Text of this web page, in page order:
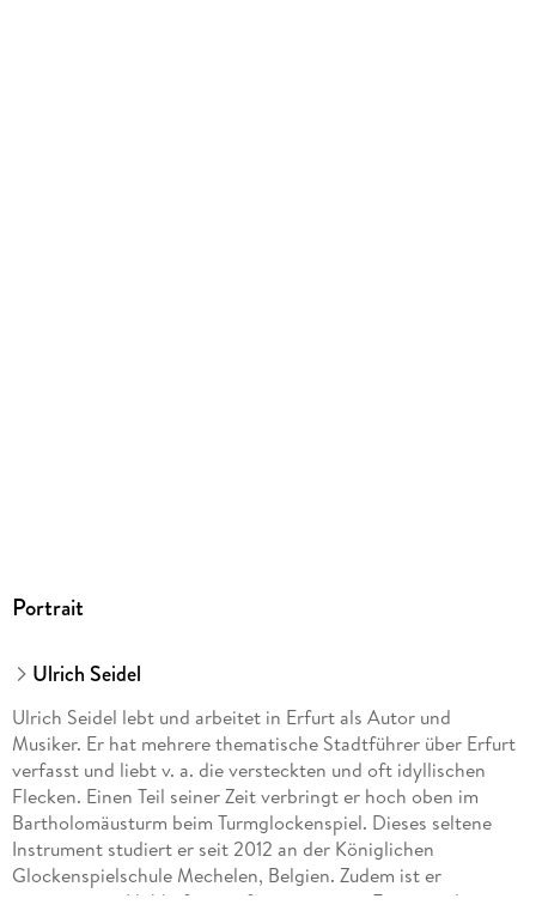
Portrait
Ulrich Seidel
Ulrich Seidel lebt und arbeitet in Erfurt als Autor und
Musiker. Er hat mehrere thematische Stadtführer über Erfurt
verfasst und liebt v. a. die versteckten und oft idyllischen
Flecken. Einen Teil seiner Zeit verbringt er hoch oben im
Bartholomäusturm beim Turmglockenspiel. Dieses seltene
Instrument studiert er seit 2012 an der Königlichen
Glockenspielschule Mechelen, Belgien. Zudem ist er
passionierter Hobbyfotograf, einige seiner Fotos sind in